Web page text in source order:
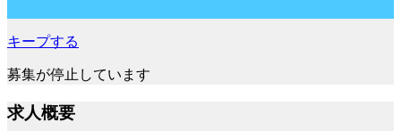
キープする
募集が停止しています
求人概要